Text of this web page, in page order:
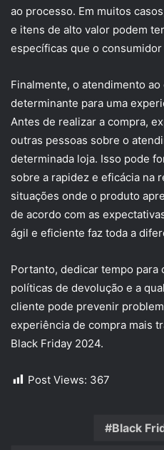
ao processo. Em muitos
e itens de alto valor podem
específicas que o
Finalmente, o atendimento
determinante para uma
Antes de realizar a compra,
outras pessoas sobre o
determinada loja. Isso pode
sobre a rapidez e eficácia na
situações onde o produto
de acordo com as
ágil e eficiente faz toda a
Portanto, dedicar tempo para
políticas de devolução e a
cliente pode prevenir
experiência de compra mais
Black Friday 2024.
Post Views: 367
Black